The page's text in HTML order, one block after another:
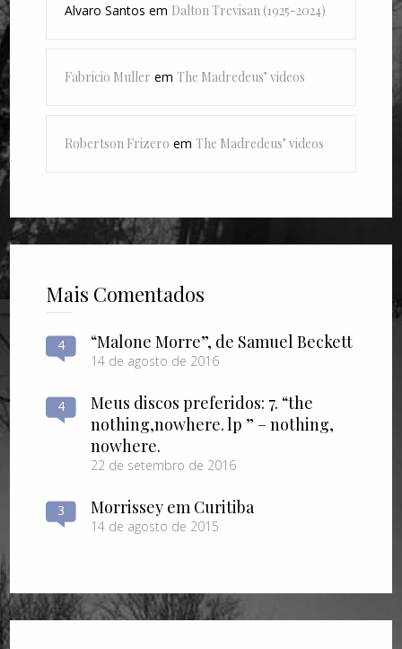
Alvaro Santos em Dalton Trevisan (1925-2024)
Fabricio Muller emThe Madredeus’ videos
Robertson Frizero emThe Madredeus’ videos
Mais Comentados
4 “Malone Morre”, de Samuel Beckett
14 de agosto de 2016
4
Meus discos preferidos: 7. “the
nothing​,​nowhere. lp ” – nothing​,​
nowhere.
22 de setembro de 2016
3 Morrissey em Curitiba
14 de agosto de 2015